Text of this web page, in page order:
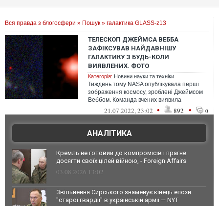
Вся правда з блогосфери » Пошук » галактика GLASS-z13
ТЕЛЕСКОП ДЖЕЙМСА ВЕББА
ЗАФІКСУВАВ НАЙДАВНІШУ
ГАЛАКТИКУ З БУДЬ-КОЛИ
ВИЯВЛЕНИХ. ФОТО
Категорія: Новини науки та техніки
Тиждень тому NASA опублікувала перші
зображення космосу, зроблені Джеймсом
Веббом. Команда вчених виявила
на одному з них галактику, яка могла
існуват...
21.07.2022, 23:02 • 892 • 0
АНАЛІТИКА
Кремль не готовий до компромісів і прагне
досягти своїх цілей війною, - Foreign Affairs
03.08.2026 13:02
Звільнення Сирського знаменує кінець епохи
"старої гвардії" в українській армії — NYT